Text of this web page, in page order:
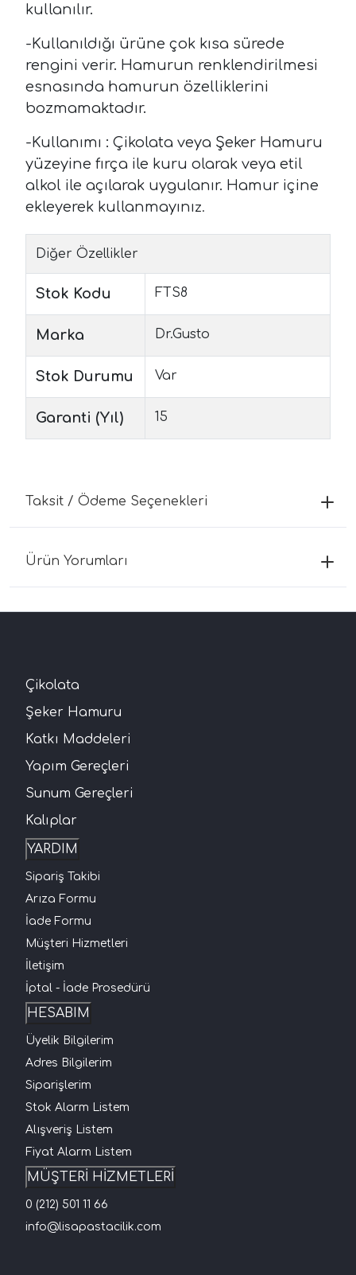
kullanılır.
-Kullanıldığı ürüne çok kısa sürede
rengini verir. Hamurun renklendirilmesi
esnasında hamurun özelliklerini
bozmamaktadır.
-Kullanımı : Çikolata veya Şeker Hamuru
yüzeyine fırça ile kuru olarak veya etil
alkol ile açılarak uygulanır. Hamur içine
ekleyerek kullanmayınız.
Diğer Özellikler
Stok Kodu FTS8
Marka Dr.Gusto
Stok Durumu Var
Garanti (Yıl) 15
Taksit / Ödeme Seçenekleri
Ürün Yorumları
Çikolata
Şeker Hamuru
Katkı Maddeleri
Yapım Gereçleri
Sunum Gereçleri
Kalıplar
YARDIM
Sipariş Takibi
Arıza Formu
İade Formu
Müşteri Hizmetleri
İletişim
İptal - İade Prosedürü
HESABIM
Üyelik Bilgilerim
Adres Bilgilerim
Siparişlerim
Stok Alarm Listem
Alışveriş Listem
Fiyat Alarm Listem
MÜŞTERİ HİZMETLERİ
0 (212) 501 11 66
info@lisapastacilik.com